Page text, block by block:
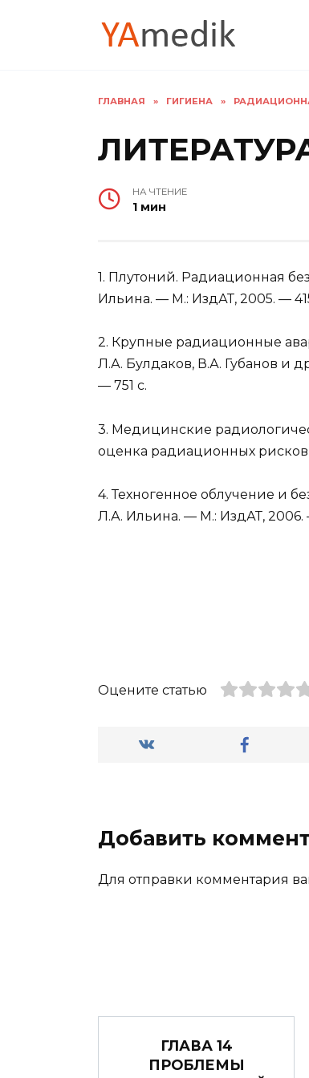
ГЛАВНАЯ » ГИГИЕНА »
НА ЧТЕНИЕ
1 мин
1. Плутоний. Радиационная
Ильина. — М.: ИздАТ, 2005. —
2. Крупные радиационные
Л.А. Булдаков, В.А. Губанов и
— 751 с.
3. Медицинские
оценка радиационных
4. Техногенное облучение и
Л.А. Ильина. — М.: ИздАТ, 2006.
Оцените статью
Добавить
Для отправки комментария
ГЛАВА 14
ПРОБЛЕМЫ